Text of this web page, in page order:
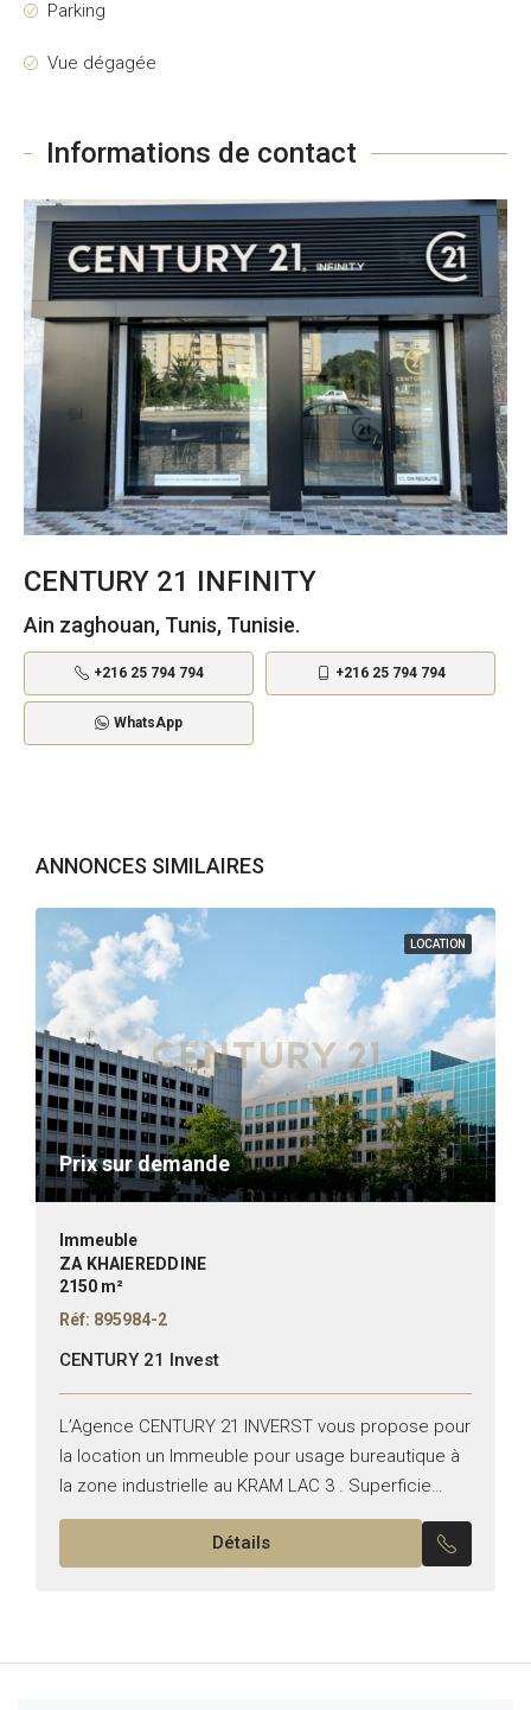
Parking
Vue dégagée
Informations de contact
CENTURY 21 INFINITY
Ain zaghouan, Tunis, Tunisie.
+216 25 794 794 +216 25 794 794
WhatsApp
ANNONCES SIMILAIRES
LOCATION
Prix sur demande
Immeuble
ZA KHAIEREDDINE
2150 m²
Réf: 895984-2
CENTURY 21 Invest
L’Agence CENTURY 21 INVERST vous propose pour
la location un Immeuble pour usage bureautique à
la zone industrielle au KRAM LAC 3 . Superficie
couvert : 2150 m² Superficie Terrain : 1680...
Détails